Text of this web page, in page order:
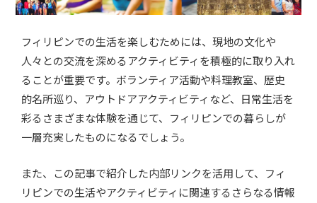
フィリピンでの生活を楽しむためには、現地の文化や
人々との交流を深めるアクティビティを積極的に取り入れ
ることが重要です。ボランティア活動や料理教室、歴史
的名所巡り、アウトドアアクティビティなど、日常生活を
彩るさまざまな体験を通じて、フィリピンでの暮らしが
一層充実したものになるでしょう。
また、この記事で紹介した内部リンクを活用して、フィ
リピンでの生活やアクティビティに関連するさらなる情報